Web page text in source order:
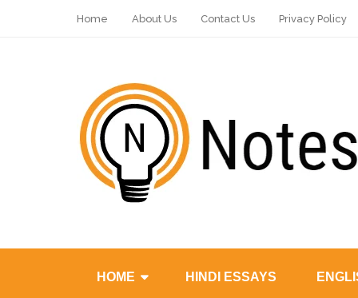
Home About Us Contact Us Privacy Policy
HOME HINDI ESSAYS